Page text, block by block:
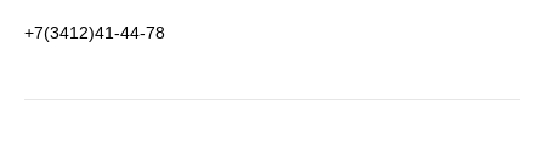
+7(3412)41-44-78